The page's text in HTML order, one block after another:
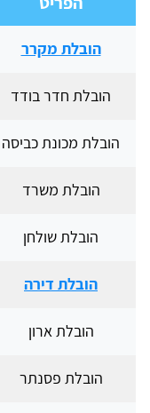
הובלת מקרר
הובלת חדר בודד
הובלת מכונת כביסה
הובלת משרד
הובלת שולחן
הובלת דירה
הובלת ארון
הובלת פסנתר